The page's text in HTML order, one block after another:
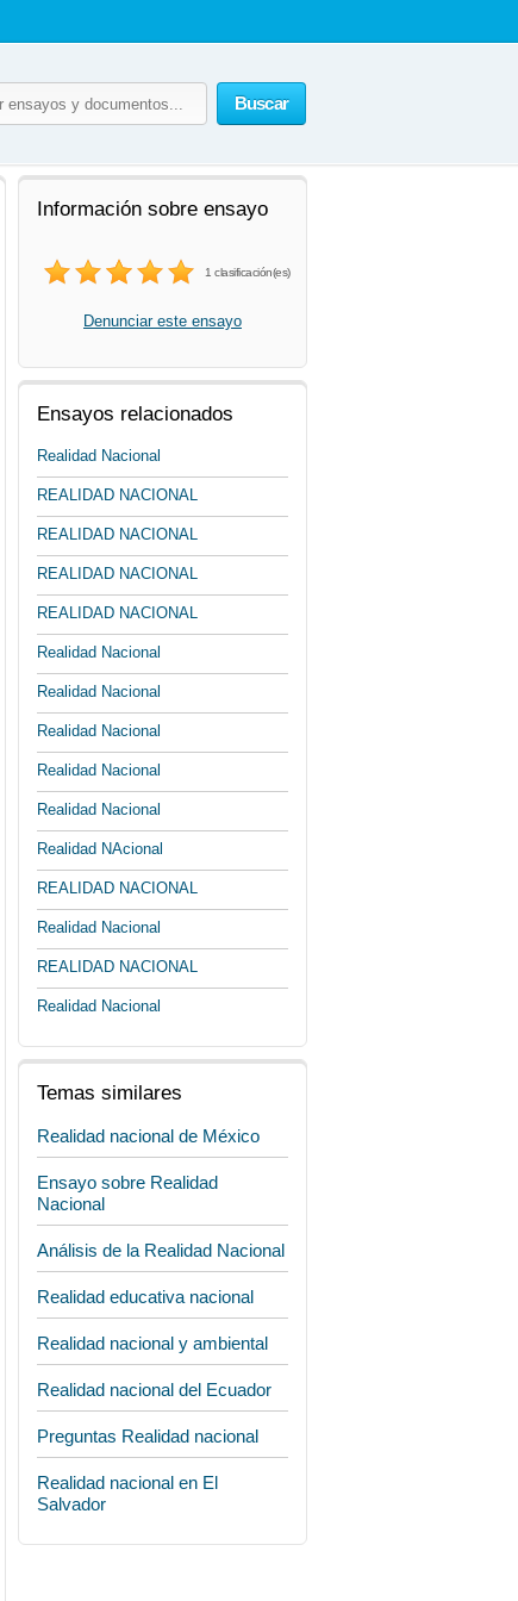
Buscar
Información sobre ensayo
1 clasificación(es)
Denunciar este ensayo
Ensayos relacionados
Realidad Nacional
REALIDAD NACIONAL
REALIDAD NACIONAL
REALIDAD NACIONAL
REALIDAD NACIONAL
Realidad Nacional
Realidad Nacional
Realidad Nacional
Realidad Nacional
Realidad Nacional
Realidad NAcional
REALIDAD NACIONAL
Realidad Nacional
REALIDAD NACIONAL
Realidad Nacional
Temas similares
Realidad nacional de México
Ensayo sobre Realidad
Nacional
Análisis de la Realidad Nacional
Realidad educativa nacional
Realidad nacional y ambiental
Realidad nacional del Ecuador
Preguntas Realidad nacional
Realidad nacional en El
Salvador